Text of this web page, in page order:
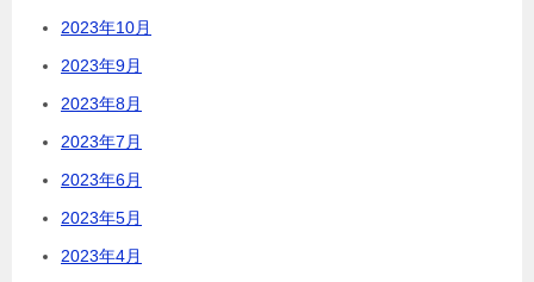
2023年10月
2023年9月
2023年8月
2023年7月
2023年6月
2023年5月
2023年4月